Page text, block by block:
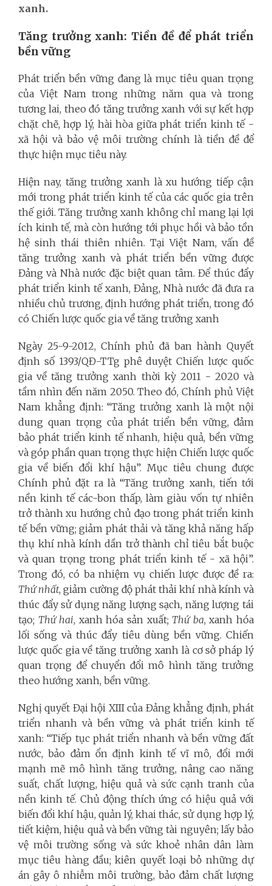
xanh.
Tăng trưởng xanh: Tiền đề để phát triển
bền vững
Phát triển bền vững đang là mục tiêu quan trọng
của Việt Nam trong những năm qua và trong
tương lai, theo đó tăng trưởng xanh với sự kết hợp
chặt chẽ, hợp lý, hài hòa giữa phát triển kinh tế -
xã hội và bảo vệ môi trường chính là tiền đề để
thực hiện mục tiêu này.
Hiện nay, tăng trưởng xanh là xu hướng tiếp cận
mới trong phát triển kinh tế của các quốc gia trên
thế giới. Tăng trưởng xanh không chỉ mang lại lợi
ích kinh tế, mà còn hướng tới phục hồi và bảo tồn
hệ sinh thái thiên nhiên. Tại Việt Nam, vấn đề
tăng trưởng xanh và phát triển bền vững được
Đảng và Nhà nước đặc biệt quan tâm. Để thúc đẩy
phát triển kinh tế xanh, Đảng, Nhà nước đã đưa ra
nhiều chủ trương, định hướng phát triển, trong đó
có Chiến lược quốc gia về tăng trưởng xanh
Ngày 25-9-2012, Chính phủ đã ban hành Quyết
định số 1393/QĐ-TTg phê duyệt Chiến lược quốc
gia về tăng trưởng xanh thời kỳ 2011 - 2020 và
tầm nhìn đến năm 2050. Theo đó, Chính phủ Việt
Nam khẳng định: “Tăng trưởng xanh là một nội
dung quan trọng của phát triển bền vững, đảm
bảo phát triển kinh tế nhanh, hiệu quả, bền vững
và góp phần quan trọng thực hiện Chiến lược quốc
gia về biến đổi khí hậu”. Mục tiêu chung được
Chính phủ đặt ra là “Tăng trưởng xanh, tiến tới
nền kinh tế các-bon thấp, làm giàu vốn tự nhiên
trở thành xu hướng chủ đạo trong phát triển kinh
tế bền vững; giảm phát thải và tăng khả năng hấp
thụ khí nhà kính dần trở thành chỉ tiêu bắt buộc
và quan trọng trong phát triển kinh tế - xã hội”.
Trong đó, có ba nhiệm vụ chiến lược được đề ra:
Thứ nhất, giảm cường độ phát thải khí nhà kính và
thúc đẩy sử dụng năng lượng sạch, năng lượng tái
tạo; Thứ hai, xanh hóa sản xuất; Thứ ba, xanh hóa
lối sống và thúc đẩy tiêu dùng bền vững. Chiến
lược quốc gia về tăng trưởng xanh là cơ sở pháp lý
quan trọng để chuyển đổi mô hình tăng trưởng
theo hướng xanh, bền vững.
Nghị quyết Đại hội XIII của Đảng khẳng định, phát
triển nhanh và bền vững và phát triển kinh tế
xanh: “Tiếp tục phát triển nhanh và bền vững đất
nước, bảo đảm ổn định kinh tế vĩ mô, đổi mới
mạnh mẽ mô hình tăng trưởng, nâng cao năng
suất, chất lượng, hiệu quả và sức cạnh tranh của
nền kinh tế. Chủ động thích ứng có hiệu quả với
biến đổi khí hậu, quản lý, khai thác, sử dụng hợp lý,
tiết kiệm, hiệu quả và bền vững tài nguyên; lấy bảo
vệ môi trường sống và sức khoẻ nhân dân làm
mục tiêu hàng đầu; kiên quyết loại bỏ những dự
án gây ô nhiễm môi trường, bảo đảm chất lượng